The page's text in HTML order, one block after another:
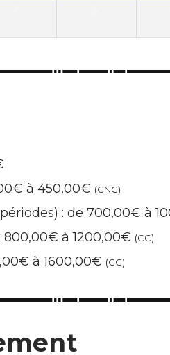
à 450,00€ (CNC)
: de 700,00€ à
à 1200,00€ (CC)
à 1600,00€ (CC)